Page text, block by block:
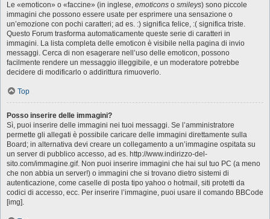
Le «emoticon» o «faccine» (in inglese, emoticons o smileys) sono piccole
immagini che possono essere usate per esprimere una sensazione o
un’emozione con pochi caratteri; ad es. :) significa felice, :( significa triste.
Questo Forum trasforma automaticamente queste serie di caratteri in
immagini. La lista completa delle emoticon è visibile nella pagina di invio
messaggi. Cerca di non esagerare nell’uso delle emoticon, possono
facilmente rendere un messaggio illeggibile, e un moderatore potrebbe
decidere di modificarlo o addirittura rimuoverlo.
Top
Posso inserire delle immagini?
Sì, puoi inserire delle immagini nei tuoi messaggi. Se l’amministratore
permette gli allegati è possibile caricare delle immagini direttamente sulla
Board; in alternativa devi creare un collegamento a un’immagine ospitata su
un server di pubblico accesso, ad es. http://www.indirizzo-del-
sito.com/immagine.gif. Non puoi inserire immagini che hai sul tuo PC (a meno
che non abbia un server!) o immagini che si trovano dietro sistemi di
autenticazione, come caselle di posta tipo yahoo o hotmail, siti protetti da
codici di accesso, ecc. Per inserire l’immagine, puoi usare il comando BBCode
[img].